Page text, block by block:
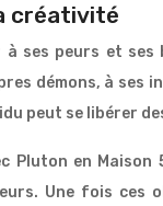
créativité
ses peurs et
démons, à
peut se libérer
Pluton en
Une fois ces